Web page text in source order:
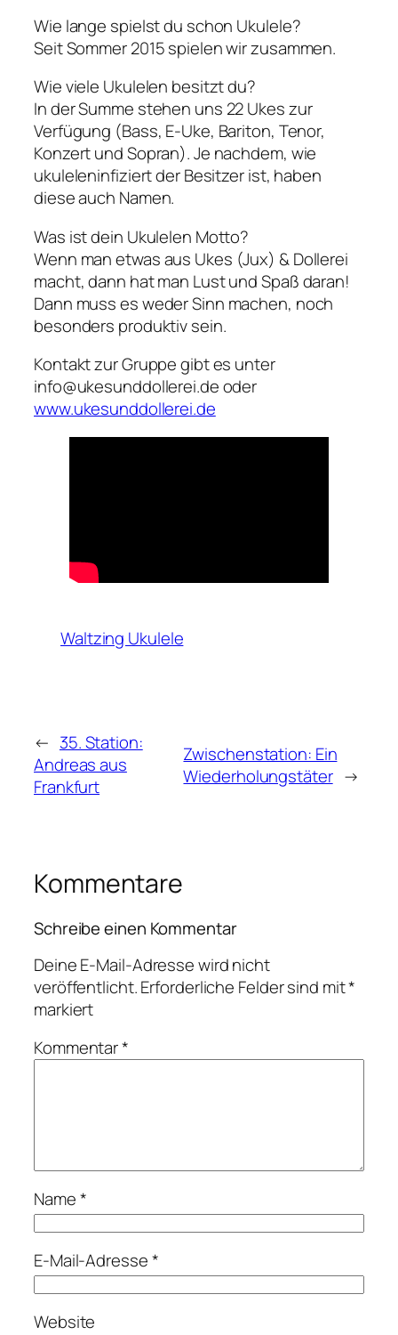
Wie lange spielst du schon Ukulele?
Seit Sommer 2015 spielen wir zusammen.
Wie viele Ukulelen besitzt du?
In der Summe stehen uns 22 Ukes zur
Verfügung (Bass, E-Uke, Bariton, Tenor,
Konzert und Sopran). Je nachdem, wie
ukuleleninfiziert der Besitzer ist, haben
diese auch Namen.
Was ist dein Ukulelen Motto?
Wenn man etwas aus Ukes (Jux) & Dollerei
macht, dann hat man Lust und Spaß daran!
Dann muss es weder Sinn machen, noch
besonders produktiv sein.
Kontakt zur Gruppe gibt es unter
info@ukesunddollerei.de oder
www.ukesunddollerei.de
Waltzing Ukulele
← 35. Station:
Andreas aus
Frankfurt
Zwischenstation: Ein
Wiederholungstäter →
Kommentare
Schreibe einen Kommentar
Deine E-Mail-Adresse wird nicht
veröffentlicht.Erforderliche Felder sind mit*
markiert
Kommentar*
Name*
E-Mail-Adresse*
Website